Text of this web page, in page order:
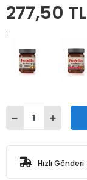
277,50 TL
:
Hızlı Gönderi